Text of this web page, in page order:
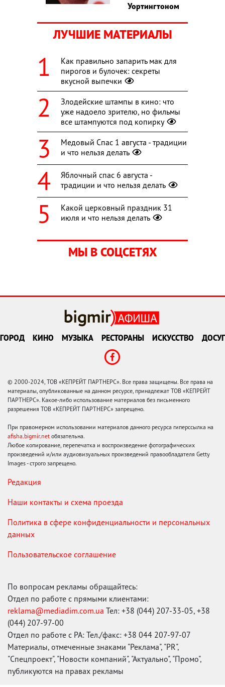
Уортингтоном
ЛУЧШИЕ МАТЕРИАЛЫ
Как правильно запарить мак для
пирогов и булочек: секреты
вкусной выпечки
Злодейские штампы в кино: что
уже надоело зрителю, но фильмы
все штампуются под копирку
Медовый Спас 1 августа - традиции
и что нельзя делать
Яблочный спас 6 августа -
традиции и что нельзя делать
Какой церковный праздник 31
июля и что нельзя делать
МЫ В СОЦСЕТЯХ
ГОРОД КИНО МУЗЫКА РЕСТОРАНЫ ИСКУССТВО ДОСУГ
© 2000-2024, ТОВ «КЕПРЕЙТ ПАРТНЕРС». Все права защищены. Все права на
материалы, опубликованные на данном ресурсе, принадлежат ТОВ «КЕПРЕЙТ
ПАРТНЕРС». Какое-либо использование материалов без письменного
разрешения ТОВ «КЕПРЕЙТ ПАРТНЕРС» запрещено.
При правомерном использовании материалов данного ресурса гиперссылка на
afisha.bigmir.net обязательна.
Любое копирование, перепечатка и воспроизведение фотографических
произведений и/или аудиовизуальных произведений правообладателя Getty
Images - строго запрещено.
Редакция
Наши контакты и схема проезда
Политика в сфере конфиденциальности и персональных
данных
Пользовательское соглашение
По вопросам рекламы обращайтесь:
Отдел по работе с прямыми клиентами:
reklama@mediadim.com.ua Тел: +38 (044) 207-33-05, +38
(044) 207-97-00
Отдел по работе с РА: Тел./факс: +38 044 207-97-07
Материалы, отмеченные знаками "Реклама", "PR",
"Спецпроект", "Новости компаний", "Актуально", "Промо",
публикуются на правах рекламы